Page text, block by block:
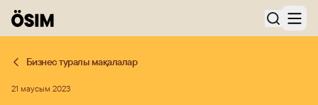
Бизнес туралы мақалалар
21 маусым 2023